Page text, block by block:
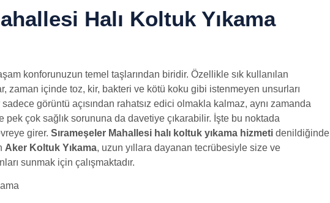
Halı Koltuk Yıkama
konforunuzun temel taşlarından biridir. Özellikle sık kullanılan
zaman içinde toz, kir, bakteri ve kötü koku gibi istenmeyen unsurları
görüntü açısından rahatsız edici olmakla kalmaz, aynı zamanda
pek çok sağlık sorununa da davetiye çıkarabilir. İşte bu noktada
girer. Sırameşeler Mahallesi halı koltuk yıkama hizmeti denildiğinde
Aker Koltuk Yıkama, uzun yıllara dayanan tecrübesiyle size ve
sunmak için çalışmaktadır.